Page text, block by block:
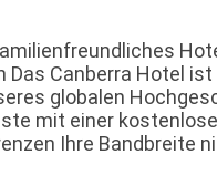
Das Canberra Hotel
globalen
mit einer
Ihre Bandbreite